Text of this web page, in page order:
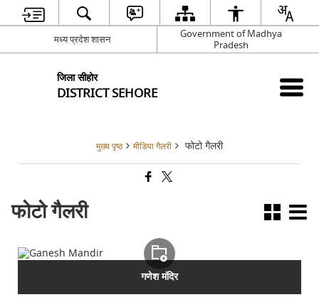
मध्य प्रदेश शासन
Government of Madhya
Pradesh
जिला सीहोर
DISTRICT SEHORE
मुख्य पृष्ठ मीडिया गैलरी फोटो गैलरी
फोटो गैलरी
गणेश मंदिर